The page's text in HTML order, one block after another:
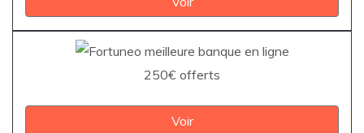
250€ offerts
Voir